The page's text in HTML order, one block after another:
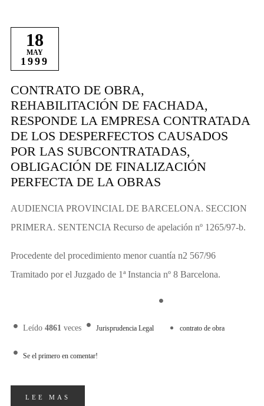
18
MAY
1999
CONTRATO DE OBRA,
REHABILITACIÓN DE FACHADA,
RESPONDE LA EMPRESA CONTRATADA
DE LOS DESPERFECTOS CAUSADOS
POR LAS SUBCONTRATADAS,
OBLIGACIÓN DE FINALIZACIÓN
PERFECTA DE LA OBRAS
AUDIENCIA PROVINCIAL DE BARCELONA. SECCION
PRIMERA. SENTENCIA Recurso de apelación nº 1265/97-b.
Procedente del procedimiento menor cuantía n2 567/96
Tramitado por el Juzgado de 1ª Instancia nº 8 Barcelona.
Leído 4861 veces Jurisprudencia Legal contrato de obra
Se el primero en comentar!
LEE MAS